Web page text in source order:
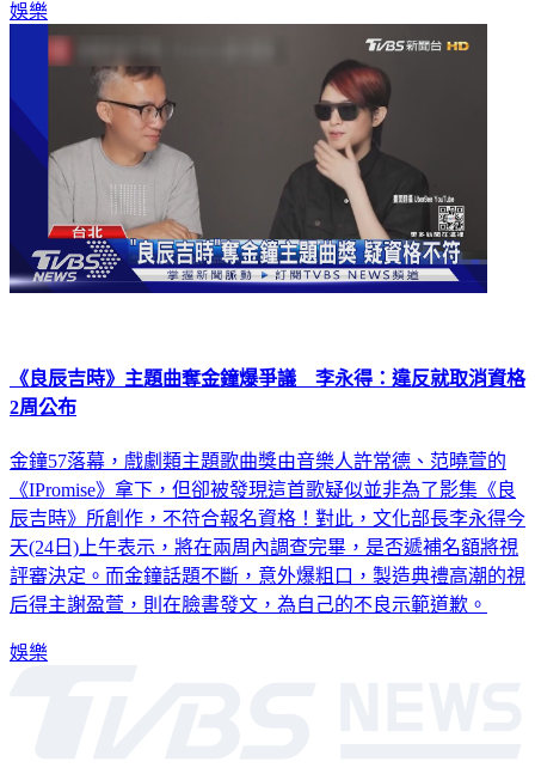
娛樂
《良辰吉時》主題曲奪金鐘爆爭議 李永得：違反就取消資格
2周公布
金鐘57落幕，戲劇類主題歌曲獎由音樂人許常德、范曉萱的
《IPromise》拿下，但卻被發現這首歌疑似並非為了影集《良
辰吉時》所創作，不符合報名資格！對此，文化部長李永得今
天(24日)上午表示，將在兩周內調查完畢，是否遞補名額將視
評審決定。而金鐘話題不斷，意外爆粗口，製造典禮高潮的視
后得主謝盈萱，則在臉書發文，為自己的不良示範道歉。
娛樂